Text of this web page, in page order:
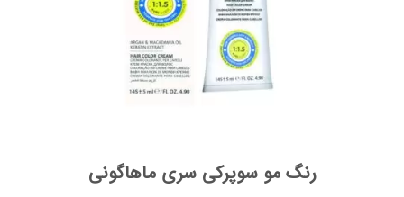
رنگ مو سوپرکی سری ماهاگونی